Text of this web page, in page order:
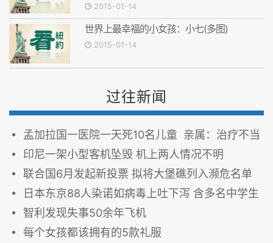
2015-01-14
世界上最幸福的小女孩：小七(多图)
2015-01-14
过往新闻
孟加拉国一医院一天死10名儿童 亲属：治疗不当
印尼一架小型客机坠毁 机上两人情况不明
联合国6月发起新投票 拟将大堡礁列入濒危名单
日本东京88人染诺如病毒上吐下泻 含多名中学生
智利发现失事50余年飞机
每个女孩都该拥有的5款礼服